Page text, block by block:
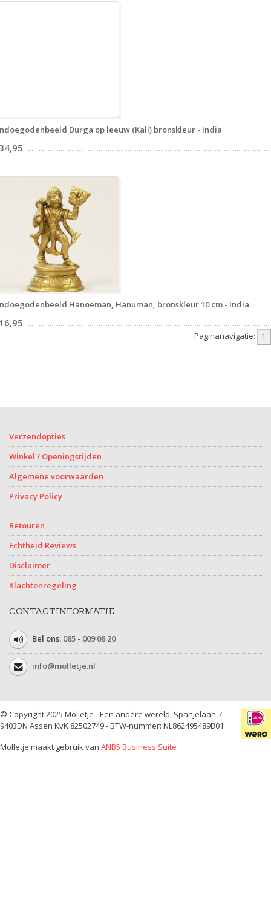
Durga op leeuw (Kali) bronskleur - India
Hanoeman, Hanuman, bronskleur 10 cm - India
Paginanavigatie:
Verzendopties
Winkel / Openingstijden
Algemene voorwaarden
Privacy Policy
Retouren
Echtheid Reviews
Disclaimer
Klachtenregeling
CONTACTINFORMATIE
Bel ons: 085 - 009 08 20
info@molletje.nl
© Copyright 2025 Molletje - Een andere wereld, Spanjelaan 7,
9403DN Assen KvK 82502749 - BTW-nummer: NL862495489B01
Molletje maakt gebruik van ANB5 Business Suite